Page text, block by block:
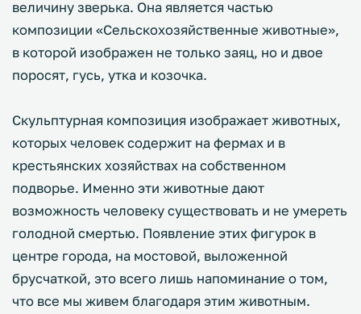
величину зверька. Она является частью
композиции «Сельскохозяйственные животные»,
в которой изображен не только заяц, но и двое
поросят, гусь, утка и козочка.
Скульптурная композиция изображает животных,
которых человек содержит на фермах и в
крестьянских хозяйствах на собственном
подворье. Именно эти животные дают
возможность человеку существовать и не умереть
голодной смертью. Появление этих фигурок в
центре города, на мостовой, выложенной
брусчаткой, это всего лишь напоминание о том,
что все мы живем благодаря этим животным.